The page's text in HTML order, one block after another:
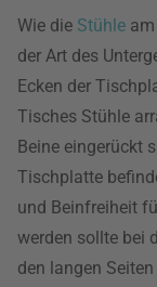
Wie die Stühle
der Art des
Ecken der
Tisches Stühle
Beine eingerückt
Tischplatte
und Beinfreiheit
werden sollte bei
den langen